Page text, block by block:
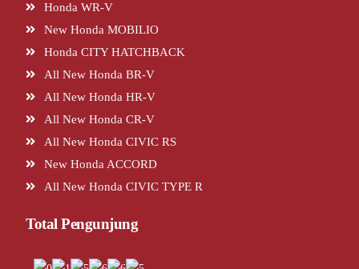
Honda WR-V
New Honda MOBILIO
Honda CITY HATCHBACK
All New Honda BR-V
All New Honda HR-V
All New Honda CR-V
All New Honda CIVIC RS
New Honda ACCORD
All New Honda CIVIC TYPE R
Total Pengunjung